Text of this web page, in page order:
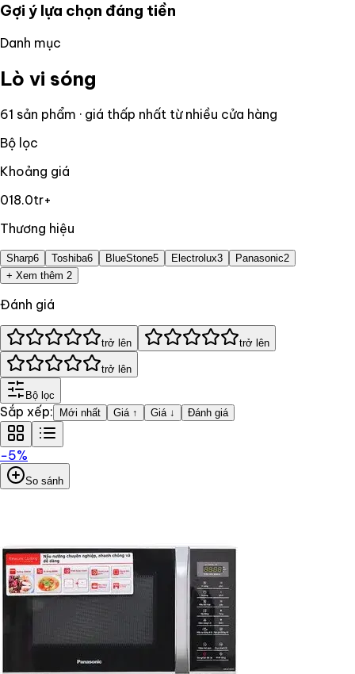
Gợi ý lựa chọn đáng tiền
Danh mục
Lò vi sóng
61 sản phẩm · giá thấp nhất từ nhiều cửa hàng
Bộ lọc
Khoảng giá
018.0tr+
Thương hiệu
Sharp6 Toshiba6 BlueStone5 Electrolux3 Panasonic2
+ Xem thêm 2
Đánh giá
trở lên trở lên
trở lên
Bộ lọc
Sắp xếp: Mới nhất Giá ↑ Giá ↓ Đánh giá
−5%
So sánh